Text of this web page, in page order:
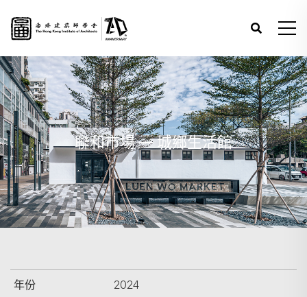
聯和市場 — 城鄉生活館
年份 2024